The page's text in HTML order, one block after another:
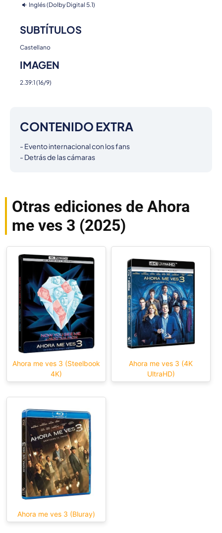
Inglés (Dolby Digital 5.1)
SUBTÍTULOS
Castellano
IMAGEN
2.39:1 (16/9)
CONTENIDO EXTRA
- Evento internacional con los fans
- Detrás de las cámaras
Otras ediciones de Ahora
me ves 3 (2025)
Ahora me ves 3 (Steelbook
4K)
Ahora me ves 3 (4K
UltraHD)
Ahora me ves 3 (Bluray)